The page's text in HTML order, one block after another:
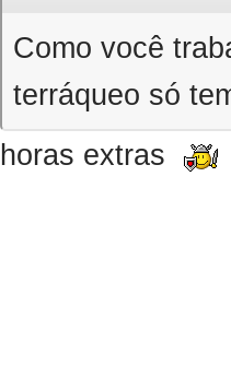
Como você
terráqueo só
horas extras